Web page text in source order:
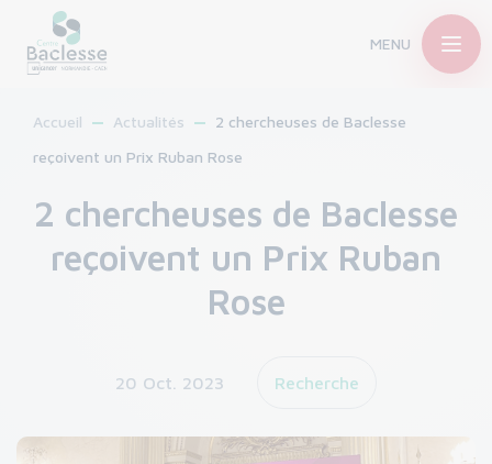
MENU
Accueil Actualités
2 chercheuses de Baclesse
reçoivent un Prix Ruban Rose
2 chercheuses de Baclesse
reçoivent un Prix Ruban
Rose
20 Oct. 2023 Recherche